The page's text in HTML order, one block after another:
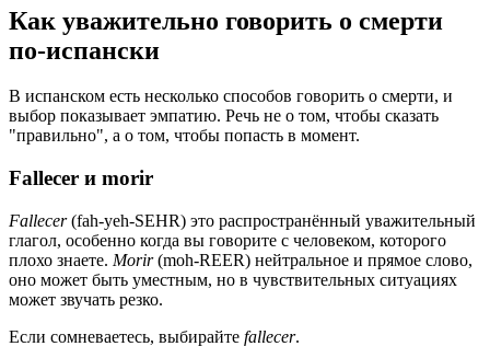
Как уважительно говорить о смерти
по-испански
В испанском есть несколько способов говорить о смерти, и
выбор показывает эмпатию. Речь не о том, чтобы сказать
"правильно", а о том, чтобы попасть в момент.
Fallecer и morir
Fallecer(fah-yeh-SEHR) это распространённый уважительный
глагол, особенно когда вы говорите с человеком, которого
плохо знаете. Morir(moh-REER) нейтральное и прямое слово,
оно может быть уместным, но в чувствительных ситуациях
может звучать резко.
Если сомневаетесь, выбирайте fallecer.